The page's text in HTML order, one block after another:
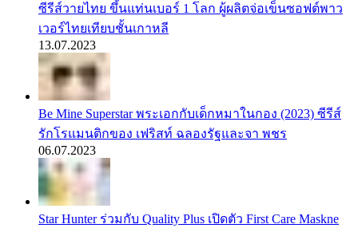
ซีรีส์วายไทย ขึ้นแท่นเบอร์ 1 โลก ผู้ผลิตจ่อเข็นซอฟต์พาว
เวอร์ไทยเทียบชั้นเกาหลี
13.07.2023
Be Mine Superstar พระเอกกับเด็กหมาในกอง (2023) ซีรีส์
รักโรแมนติกของ เฟริสท์ ฉลองรัฐและจา พชร
06.07.2023
Star Hunter ร่วมกับ Quality Plus เปิดตัว First Care Maskne